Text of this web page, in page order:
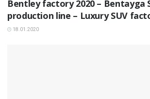
Bentley factory 2020 – Bentayga
production line – Luxury SUV
18.01.2020